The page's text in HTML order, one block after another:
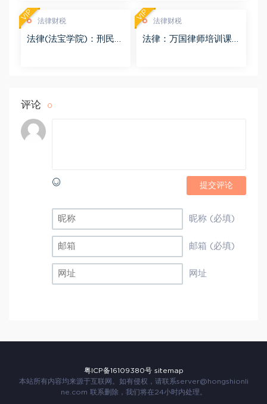
法律财税
法律(法宝学院)：刑民交
VIP 法律财税
法律：万国律师培训课
VIP
评论 0
提交评论
昵称 (必填)
邮箱 (必填)
网址
粤ICP备16109380号 sitemap
本站所有内容均来源于互联网。如有侵权，请联系server@hongshionli
ne.com 联系删除，我们将在24小时内处理。